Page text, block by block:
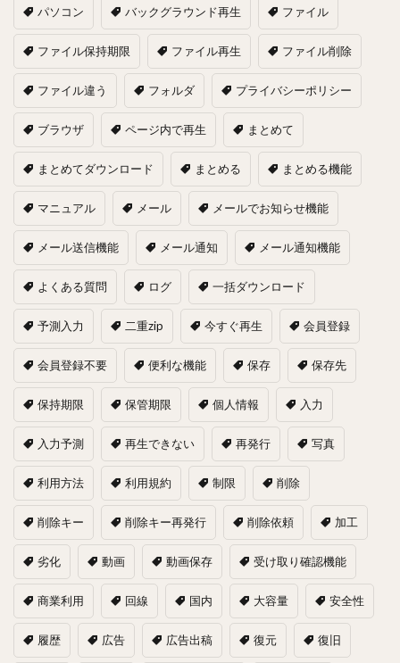
パソコン バックグラウンド再生 ファイル
ファイル保持期限 ファイル再生 ファイル削除
ファイル違う フォルダ プライバシーポリシー
ブラウザ ページ内で再生 まとめて
まとめてダウンロード まとめる まとめる機能
マニュアル メール メールでお知らせ機能
メール送信機能 メール通知 メール通知機能
よくある質問 ログ 一括ダウンロード
予測入力 二重zip 今すぐ再生 会員登録
会員登録不要 便利な機能 保存 保存先
保持期限 保管期限 個人情報 入力
入力予測 再生できない 再発行 写真
利用方法 利用規約 制限 削除
削除キー 削除キー再発行 削除依頼 加工
劣化 動画 動画保存 受け取り確認機能
商業利用 回線 国内 大容量 安全性
履歴 広告 広告出稿 復元 復旧